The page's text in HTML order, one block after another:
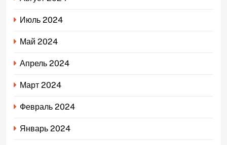
Июль 2024
Май 2024
Апрель 2024
Март 2024
Февраль 2024
Январь 2024